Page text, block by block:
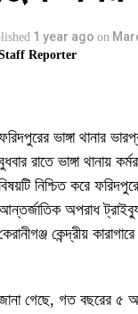
1 year ago on
Reporter
ভাঙ্গা থানার
রাতে ভাঙ্গা থানায়
নিশ্চিত করে
অপরাধ
কেন্দ্রীয়
গেছে, গত বছরের ৫